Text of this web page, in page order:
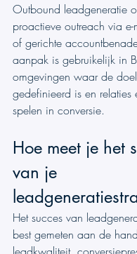
Outbound leadgeneratie
proactieve outreach via e-
of gerichte
aanpak is gebruikelijk in
omgevingen waar de
gedefinieerd is en relaties
spelen in conversie.
Hoe meet je het
van je
Het succes van
best gemeten aan de